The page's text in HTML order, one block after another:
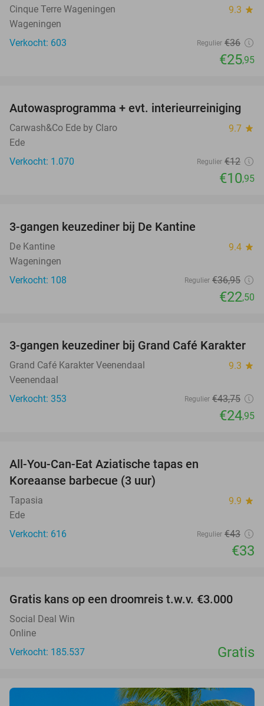
Cinque Terre Wageningen 9.3 star
Wageningen
Verkocht: 603
Regulier €36
€25,95
9%
Autowasprogramma + evt. interieurreiniging
Carwash&Co Ede by Claro 9.7 star
Ede
Verkocht: 1.070
Regulier €12
€10,95
3-gangen keuzediner bij De Kantine
De Kantine 9.4 star
Wageningen
Verkocht: 108
Regulier €36,95
€22,50
43%
3-gangen keuzediner bij Grand Café Karakter
Grand Café Karakter Veenendaal 9.3 star
Veenendaal
Verkocht: 353
Regulier €43,75
€24,95
All-You-Can-Eat Aziatische tapas en
Koreaanse barbecue (3 uur)
Tapasia 9.9 star
Ede
Verkocht: 616
Regulier €43
€33
Gratis kans op een droomreis t.w.v. €3.000
Social Deal Win
Online
Verkocht: 185.537
Gratis